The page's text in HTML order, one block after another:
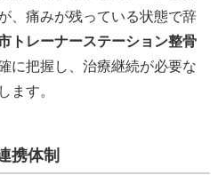
、痛みが残っている状態で辞
トレーナーステーション整骨
に把握し、治療継続が必要な
ます。
携体制